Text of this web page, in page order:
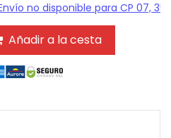
Añadir a la cesta